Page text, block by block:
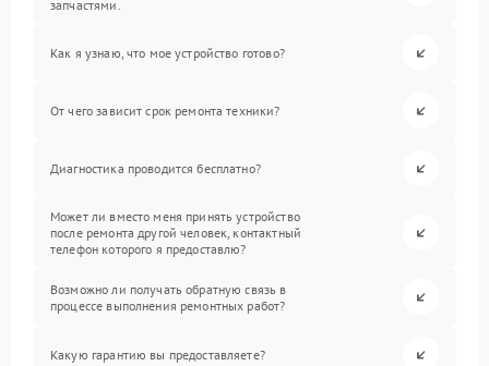
запчастями.
Как я узнаю, что мое устройство готово?
От чего зависит срок ремонта техники?
Диагностика проводится бесплатно?
Может ли вместо меня принять устройство
после ремонта другой человек, контактный
телефон которого я предоставлю?
Возможно ли получать обратную связь в
процессе выполнения ремонтных работ?
Какую гарантию вы предоставляете?